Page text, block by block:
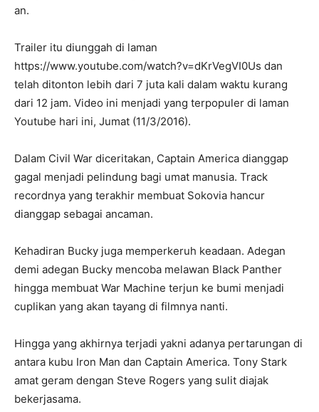
an.
Trailer itu diunggah di laman
https://www.youtube.com/watch?v=dKrVegVI0Us dan
telah ditonton lebih dari 7 juta kali dalam waktu kurang
dari 12 jam. Video ini menjadi yang terpopuler di laman
Youtube hari ini, Jumat (11/3/2016).
Dalam Civil War diceritakan, Captain America dianggap
gagal menjadi pelindung bagi umat manusia. Track
recordnya yang terakhir membuat Sokovia hancur
dianggap sebagai ancaman.
Kehadiran Bucky juga memperkeruh keadaan. Adegan
demi adegan Bucky mencoba melawan Black Panther
hingga membuat War Machine terjun ke bumi menjadi
cuplikan yang akan tayang di filmnya nanti.
Hingga yang akhirnya terjadi yakni adanya pertarungan di
antara kubu Iron Man dan Captain America. Tony Stark
amat geram dengan Steve Rogers yang sulit diajak
bekerjasama.